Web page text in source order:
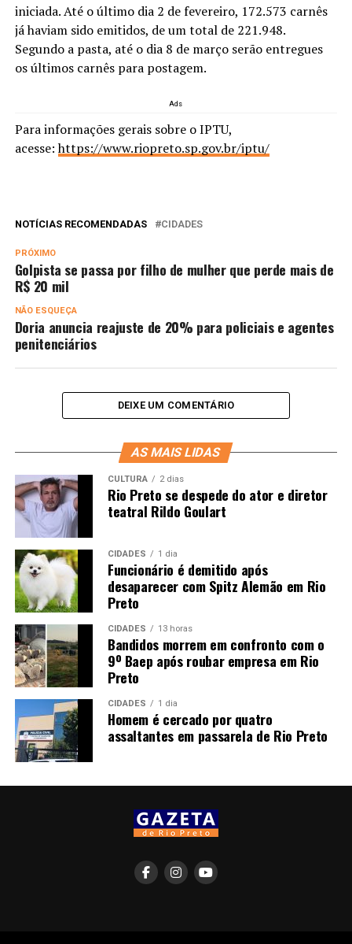
iniciada. Até o último dia 2 de fevereiro, 172.573 carnês
já haviam sido emitidos, de um total de 221.948.
Segundo a pasta, até o dia 8 de março serão entregues
os últimos carnês para postagem.
Ads
Para informações gerais sobre o IPTU,
acesse:https://www.riopreto.sp.gov.br/iptu/
NOTÍCIAS RECOMENDADAS CIDADES
PRÓXIMO
Golpista se passa por filho de mulher que perde mais de
R$ 20 mil
NÃO ESQUEÇA
Doria anuncia reajuste de 20% para policiais e agentes
penitenciários
DEIXE UM COMENTÁRIO
AS MAIS LIDAS
CULTURA 2 dias
Rio Preto se despede do ator e diretor
teatral Rildo Goulart
CIDADES 1 dia
Funcionário é demitido após
desaparecer com Spitz Alemão em Rio
Preto
CIDADES 13 horas
Bandidos morrem em confronto com o
9º Baep após roubar empresa em Rio
Preto
CIDADES 1 dia
Homem é cercado por quatro
assaltantes em passarela de Rio Preto